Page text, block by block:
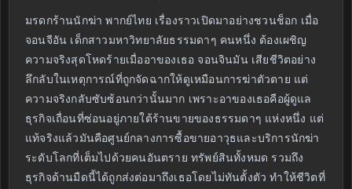
มรดกร้านนักฆ่า พากย์ไทย เรื่องราวเปิดมาอย่างชวนช็อก เมื่อ
จอนจีอัน เด็กสาวมหาวิทยาลัยธรรมดาๆ คนหนึ่ง ต้องเผชิญ
ความจริงสุดโหดร้ายเมื่ออาของเธอ จอนจินมัน เสียชีวิตอย่าง
ลึกลับในเหตุการณ์ที่ถูกจัดฉากให้ดูเหมือนการฆ่าตัวตาย แต่
ความจริงกลับซับซ้อนกว่านั้นมาก เพราะอาของเธอคือผู้ดูแล
ธุรกิจเถื่อนที่ซ่อนอยู่ภายใต้ร้านขายของธรรมดาๆ แห่งหนึ่ง แต่
แท้จริงแล้วมันคือศูนย์กลางการซื้อขายอาวุธและบริการนักฆ่า
ระดับโลกที่เต็มไปด้วยคนอันตราย ทรัพย์สินทั้งหมด รวมถึง
ธุรกิจด้านมืดนี้ได้ถูกส่งต่อมาถึงเธอโดยไม่ทันตั้งตัว ทำให้ชีวิตที่